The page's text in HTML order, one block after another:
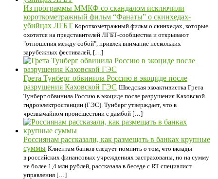
Из программы ММКФ со скандалом исключили
короткометражный фильм “Фанаты” о скинхедах-
убийцах ЛГБТ Короткометражный фильм о скинхедах, которые
охотятся на представителей ЛГБТ-сообщества и открывают
"отношения между собой", привлек внимание нескольких
зарубежных фестивалей, […]
Грета Тунберг обвинила Россию в экоциде после
разрушения Каховской ГЭС Шведская экоактивистка Грета
Тунберг обвинила Россию в экоциде после разрушения Каховской
гидроэлектростанции (ГЭС). Тунберг утверждает, что в
чрезвычайном происшествии с дамбой […]
Россиянам рассказали, как размещать в банках крупные
суммы Клиентам банков следует помнить о том, что вклады
в российских финансовых учреждениях застрахованы, но на сумму
не более 1,4 млн рублей, рассказала в беседе с RT специалист
управления […]